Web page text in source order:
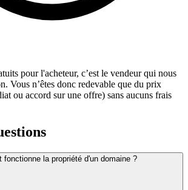
pour l'acheteur, c’est le vendeur qui nous
Vous n’êtes donc redevable que du prix
ou accord sur une offre) sans aucuns frais
fonctionne la propriété d'un domaine ?